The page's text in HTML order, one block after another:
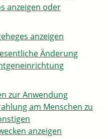
anzeigen oder
anzeigen
Änderung
zur Anwendung
am Menschen zu
anzeigen